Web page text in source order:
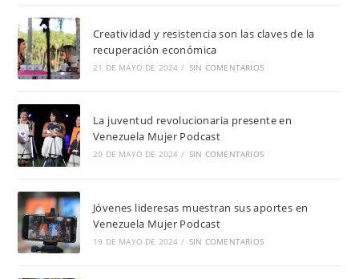
Creatividad y resistencia son las claves de la
recuperación económica
21 DE MAYO DE 2024 / SIN COMENTARIOS
La juventud revolucionaria presente en
Venezuela Mujer Podcast
20 DE MAYO DE 2024 / SIN COMENTARIOS
Jóvenes lideresas muestran sus aportes en
Venezuela Mujer Podcast
19 DE MAYO DE 2024 / SIN COMENTARIOS